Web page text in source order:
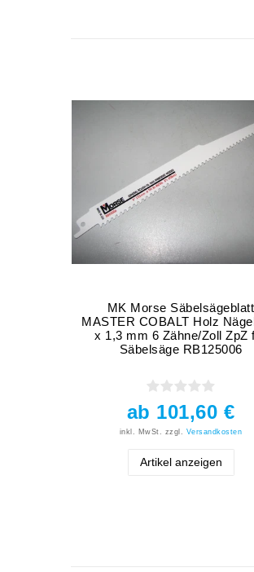
MK Morse Säbelsägeblatt
MASTER COBALT Holz
x 1,3 mm 6 Zähne/Zoll ZpZ
Säbelsäge RB125006
ab 101,60 €
inkl. MwSt. zzgl. Versandkosten
Artikel anzeigen